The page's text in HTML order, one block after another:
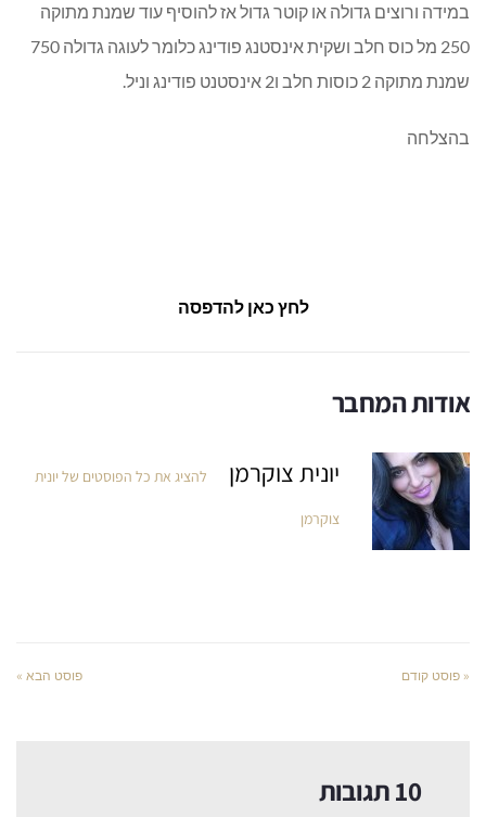
במידה ורוצים גדולה או קוטר גדול אז להוסיף עוד שמנת מתוקה
250 מל כוס חלב ושקית אינסטנג פודינג כלומר לעוגה גדולה 750
שמנת מתוקה 2 כוסות חלב ו2 אינסטנט פודינג וניל.
בהצלחה
לחץ כאן להדפסה
אודות המחבר
יונית צוקרמן להציג את כל הפוסטים של יונית
צוקרמן
« פוסט קודם פוסט הבא »
10 תגובות